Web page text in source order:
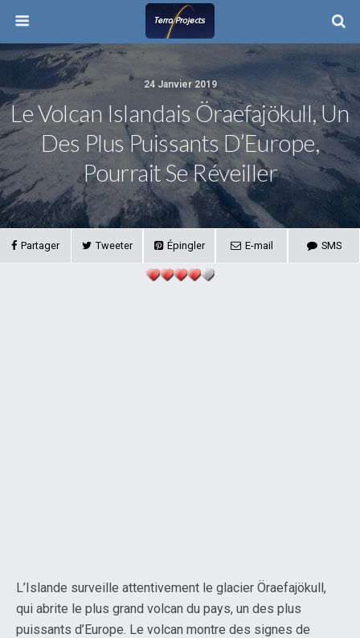
24 Janvier 2019
Le Volcan Islandais Öraefajökull, Un
Des Plus Puissants D’Europe,
Pourrait Se Réveiller
Partager Tweeter Épingler E-mail SMS
L’Islande surveille attentivement le glacier Öraefajökull,
qui abrite le plus grand volcan du pays, un des plus
puissants d’Europe. Le volcan montre des signes de